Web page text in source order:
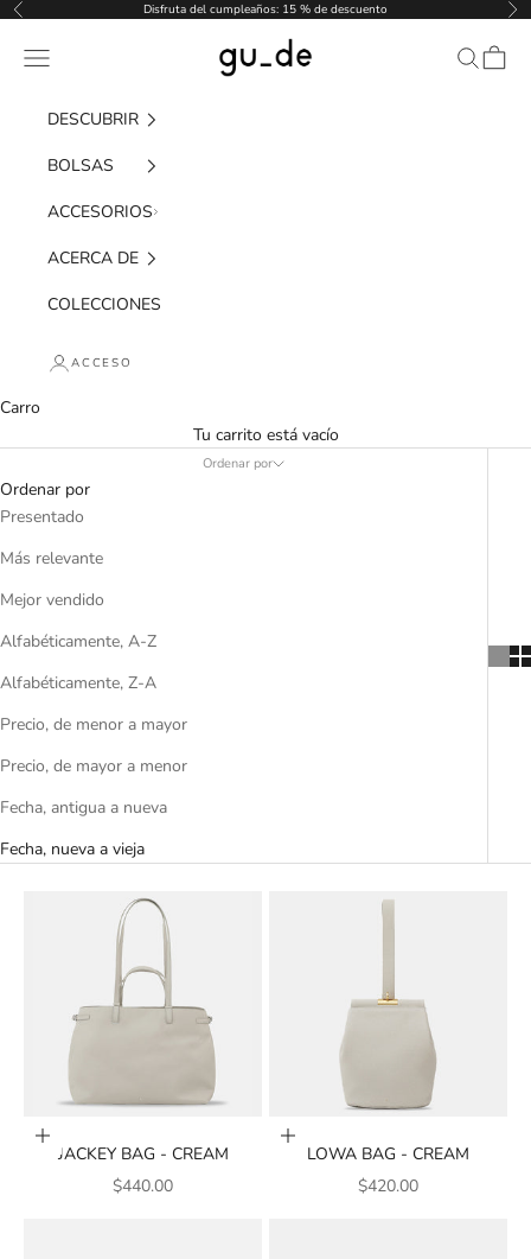
Saltar al contenido
Anterior Disfruta del cumpleaños: 15 % de descuento
gu_de
Menú de navegación Buscar
Carro
DESCUBRIR
BOLSAS
ACCESORIOS
ACERCA DE
COLECCIONES
ACCESO
Carro
Tu carrito está vacío
Ordenar por
Ordenar por
Presentado
Más relevante
Mejor vendido
Alfabéticamente, A-Z
Alfabéticamente, Z-A
Precio, de menor a mayor
Precio, de mayor a menor
Fecha, antigua a nueva
Fecha, nueva a vieja
Añadir a la cesta
JACKEY BAG - CREAM
PRECIO DE VENTA
$440.00
Añadir a la cesta
LOWA BAG - CREAM
PRECIO DE VENTA
$420.00